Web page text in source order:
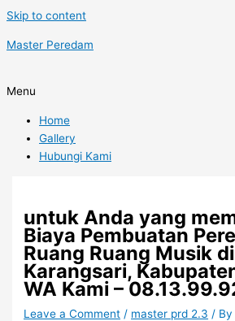
Skip to content
Master Peredam
Menu
Home
Gallery
Hubungi Kami
untuk Anda yang
Biaya Pembuatan
Ruang Ruang Musik
Karangsari,
WA Kami –
Leave a Comment / master prd 2.3 / By